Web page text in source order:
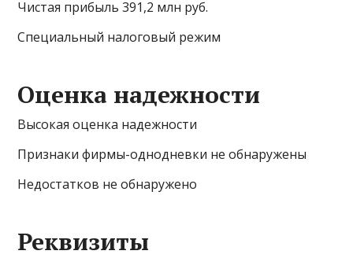
Чистая прибыль 391,2 млн руб.
Специальный налоговый режим
Оценка надежности
Высокая оценка надежности
Признаки фирмы-однодневки не обнаружены
Недостатков не обнаружено
Реквизиты